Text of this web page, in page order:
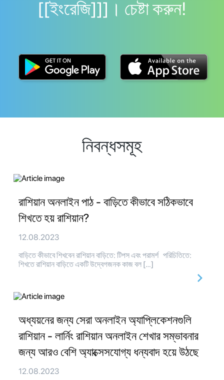
[[ইংরেজি]]]। চেষ্টা করুন!
নিবন্ধসমূহ
রাশিয়ান অনলাইন পাঠ - বাড়িতে কীভাবে সঠিকভাবে
শিখতে হয় রাশিয়ান?
12.08.2023
বাড়িতে কীভাবে শিখবেন রাশিয়ান বাড়িতে: টিপস এবং পরামর্শ পরিচিতিতে:
শিখতে রাশিয়ান বাড়িতে একটি উদ্বেগজনক কাজ বল […]
অধ্যয়নের জন্য সেরা অনলাইন অ্যাপ্লিকেশনগুলি
রাশিয়ান - লার্নিং রাশিয়ান অনলাইন শেখার সম্ভাবনার
জন্য আরও বেশি অ্যাক্সেসযোগ্য ধন্যবাদ হয়ে উঠছে
12.08.2023